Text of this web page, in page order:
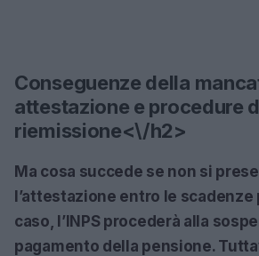
Conseguenze della
attestazione e procedure
riemissione<\/h2>
Ma cosa succede se non si
l’attestazione entro le scadenze
caso, l’INPS procederà alla
pagamento della pensione.